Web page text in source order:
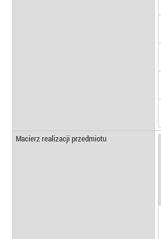
Macierz realizacji przedmiotu